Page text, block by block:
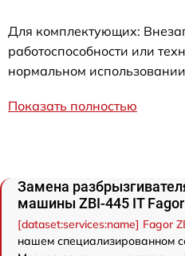
Для комплектующих:
работоспособности или
нормальном
Показать полностью
Замена
машины ZBI-445 IT Fagor
[dataset:services:name] Fagor
нашем специализированном